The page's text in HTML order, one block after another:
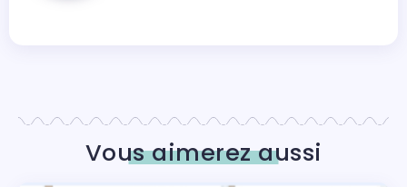
Vous aimerez aussi